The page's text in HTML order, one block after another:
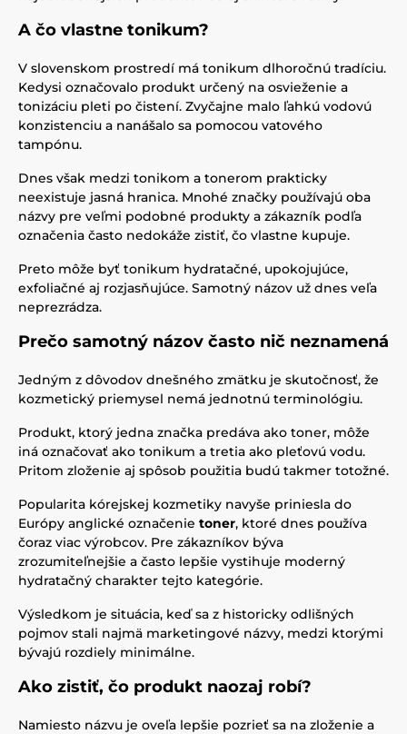
A čo vlastne tonikum?
V slovenskom prostredí má tonikum dlhoročnú tradíciu.
Kedysi označovalo produkt určený na osvieženie a
tonizáciu pleti po čistení. Zvyčajne malo ľahkú vodovú
konzistenciu a nanášalo sa pomocou vatového
tampónu.
Dnes však medzi tonikom a tonerom prakticky
neexistuje jasná hranica. Mnohé značky používajú oba
názvy pre veľmi podobné produkty a zákazník podľa
označenia často nedokáže zistiť, čo vlastne kupuje.
Preto môže byť tonikum hydratačné, upokojujúce,
exfoliačné aj rozjasňujúce. Samotný názov už dnes veľa
neprezrádza.
Prečo samotný názov často nič neznamená
Jedným z dôvodov dnešného zmätku je skutočnosť, že
kozmetický priemysel nemá jednotnú terminológiu.
Produkt, ktorý jedna značka predáva ako toner, môže
iná označovať ako tonikum a tretia ako pleťovú vodu.
Pritom zloženie aj spôsob použitia budú takmer totožné.
Popularita kórejskej kozmetiky navyše priniesla do
Európy anglické označenie toner, ktoré dnes používa
čoraz viac výrobcov. Pre zákazníkov býva
zrozumiteľnejšie a často lepšie vystihuje moderný
hydratačný charakter tejto kategórie.
Výsledkom je situácia, keď sa z historicky odlišných
pojmov stali najmä marketingové názvy, medzi ktorými
bývajú rozdiely minimálne.
Ako zistiť, čo produkt naozaj robí?
Namiesto názvu je oveľa lepšie pozrieť sa na zloženie a